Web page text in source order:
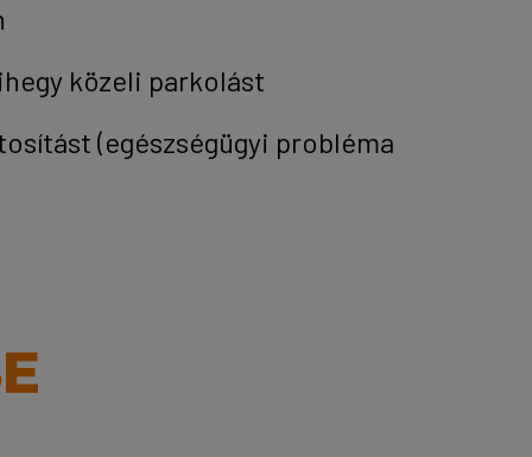
közeli parkolást
(egészségügyi probléma